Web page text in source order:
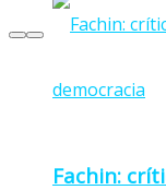
Fachin: